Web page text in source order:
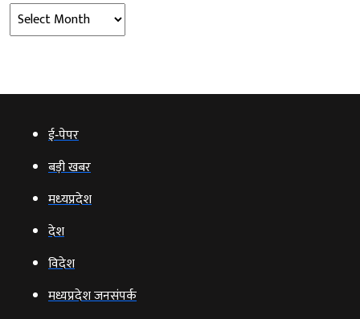
Archives
ई‑पेपर
बड़ी खबर
मध्‍यप्रदेश
देश
विदेश
मध्यप्रदेश जनसंपर्क